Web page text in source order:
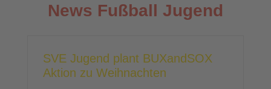
News Fußball Jugend
SVE Jugend plant BUXandSOX
Aktion zu Weihnachten